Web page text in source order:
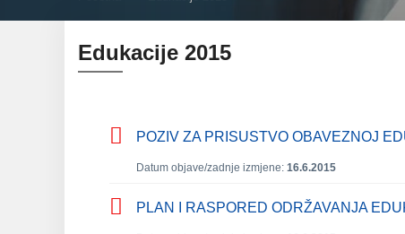
Edukacije 2015
POZIV ZA PRISUSTVO OBAVEZNOJ
Datum objave/zadnje izmjene: 16.6.2015
PLAN I RASPORED ODRŽAVANJA